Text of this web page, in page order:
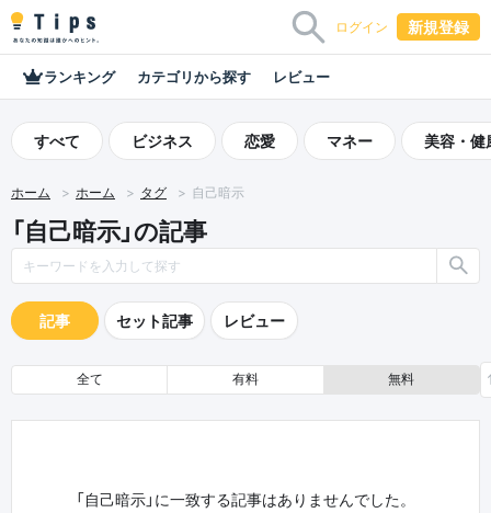
ログイン 新規登録
ランキング カテゴリから探す レビュー
すべて ビジネス 恋愛 マネー 美容・健
ホーム ホーム タグ 自己暗示
「自己暗示」の記事
記事 セット記事 レビュー
全て 有料 無料
「自己暗示」に一致する記事はありませんでした。